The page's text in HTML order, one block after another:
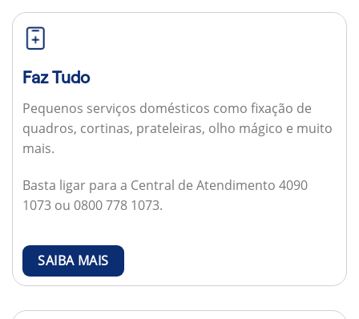
Faz Tudo
Pequenos serviços domésticos como fixação de
quadros, cortinas, prateleiras, olho mágico e muito
mais.
Basta ligar para a Central de Atendimento 4090
1073 ou 0800 778 1073.
SAIBA MAIS